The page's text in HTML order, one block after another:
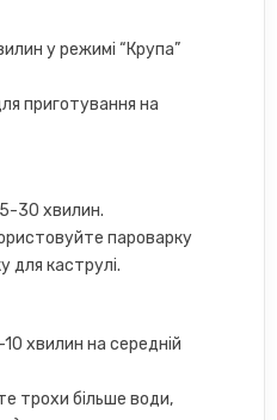
у режимі “Крупа”
приготування на
30 хвилин.
пароварку
для каструлі.
10 хвилин на середній
трохи більше води,